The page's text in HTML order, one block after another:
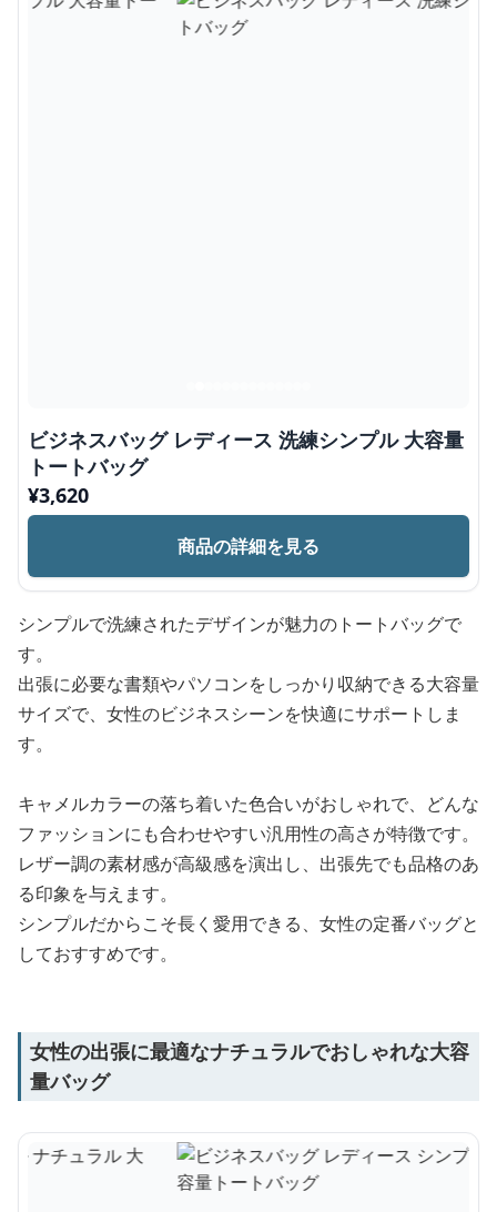
ビジネスバッグ レディース 洗練シンプル 大容量
トートバッグ
¥3,620
商品の詳細を見る
シンプルで洗練されたデザインが魅力のトートバッグで
す。
出張に必要な書類やパソコンをしっかり収納できる大容量
サイズで、女性のビジネスシーンを快適にサポートしま
す。
キャメルカラーの落ち着いた色合いがおしゃれで、どんな
ファッションにも合わせやすい汎用性の高さが特徴です。
レザー調の素材感が高級感を演出し、出張先でも品格のあ
る印象を与えます。
シンプルだからこそ長く愛用できる、女性の定番バッグと
しておすすめです。
女性の出張に最適なナチュラルでおしゃれな大容
量バッグ